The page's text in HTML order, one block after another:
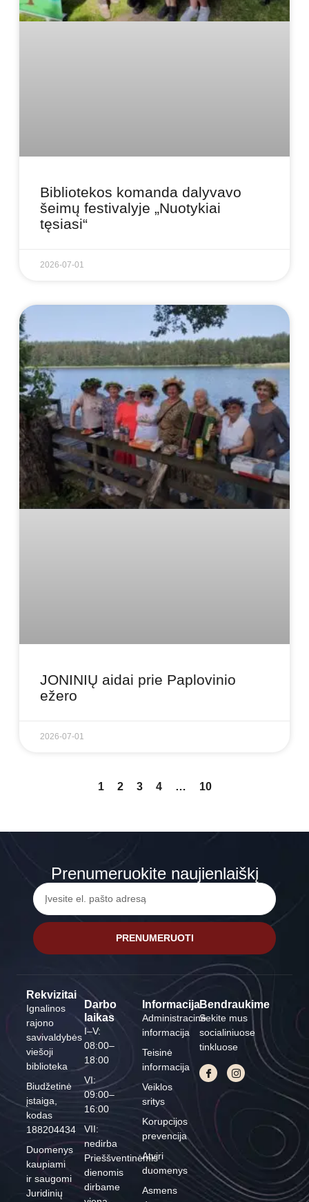
Bibliotekos komanda dalyvavo
šeimų festivalyje „Nuotykiai
tęsiasi“
2026-07-01
JONINIŲ aidai prie Paplovinio
ežero
2026-07-01
1 2 3 4 … 10
Prenumeruokite naujienlaiškį
PRENUMERUOTI
Rekvizitai
Ignalinos
rajono
savivaldybės
viešoji
biblioteka
Biudžetinė
įstaiga,
kodas
188204434
Duomenys
kaupiami
ir saugomi
Juridinių
Darbo
laikas
I–V:
08:00–
18:00
VI:
09:00–
16:00
VII:
nedirba
Prieššventinėmis
dienomis
dirbame
Informacija
Administracinė
informacija
Teisinė
informacija
Veiklos
sritys
Korupcijos
prevencija
Atviri
duomenys
Asmens
Bendraukime
Sekite mus
socialiniuose
tinkluose